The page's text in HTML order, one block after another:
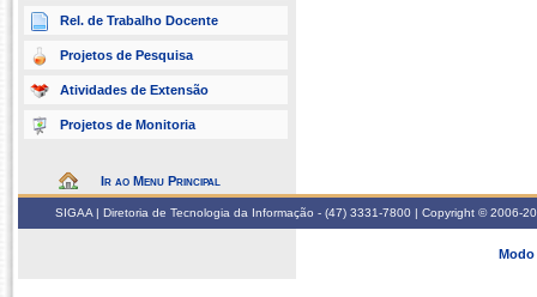
Rel. de Trabalho Docente
Projetos de Pesquisa
Atividades de Extensão
Projetos de Monitoria
Ir ao Menu Principal
SIGAA | Diretoria de Tecnologia da Informação - (47) 3331-7800 | Copyright © 2006-
Modo